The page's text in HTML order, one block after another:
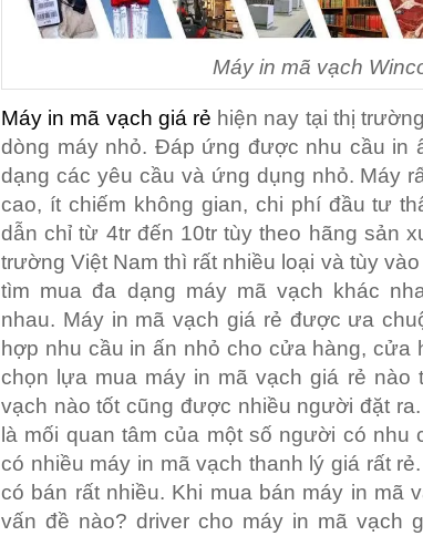
Máy in mã vạch
Máy in mã vạch giá rẻ hiện nay tại thị
dòng máy nhỏ. Đáp ứng được nhu cầu in
dạng các yêu cầu và ứng dụng nhỏ. Máy
cao, ít chiếm không gian, chi phí đầu tư
dẫn chỉ từ 4tr đến 10tr tùy theo hãng sản
trường Việt Nam thì rất nhiều loại và tùy
tìm mua đa dạng máy mã vạch khác
nhau. Máy in mã vạch giá rẻ được ưa
hợp nhu cầu in ấn nhỏ cho cửa hàng, cửa
chọn lựa mua máy in mã vạch giá rẻ nào
vạch nào tốt cũng được nhiều người đặt
là mối quan tâm của một số người có nhu
có nhiều máy in mã vạch thanh lý giá rất
có bán rất nhiều. Khi mua bán máy in mã
vấn đề nào? driver cho máy in mã vạch